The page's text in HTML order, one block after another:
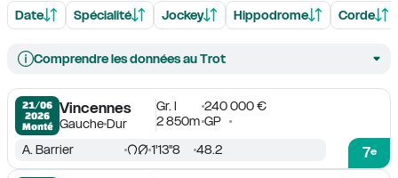
Date Spécialité Jockey Hippodrome Corde
Comprendre les données au Trot
21/06
2026
Monté
Vincennes
GaucheDur
Gr. I
240 000 €
2 850m GP
7e
A. Barrier 1'13''8 48.2